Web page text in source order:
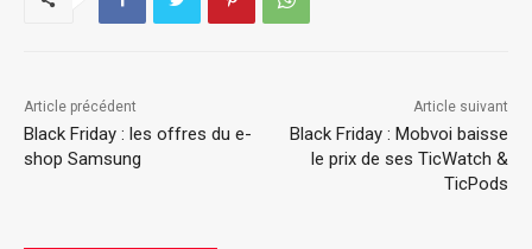
Article précédent
Black Friday : les offres du e-
shop Samsung
Article suivant
Black Friday : Mobvoi baisse
le prix de ses TicWatch &
TicPods